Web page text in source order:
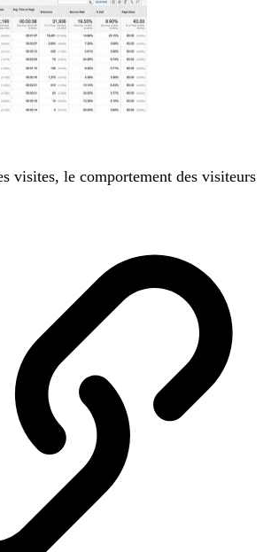
visites, le comportement des visiteurs